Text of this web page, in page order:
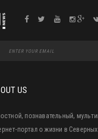
познавательный,